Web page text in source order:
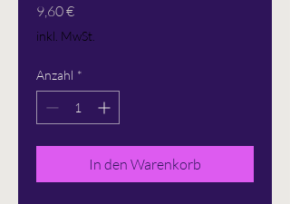
9,60 €Preis
inkl. MwSt.
Anzahl *
In den Warenkorb